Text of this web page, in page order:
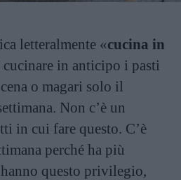
letteralmente «cucina in
cucinare in anticipo i pasti
o magari solo il
Non c’è un
in cui fare questo. C’è
perché ha più
questo privilegio,